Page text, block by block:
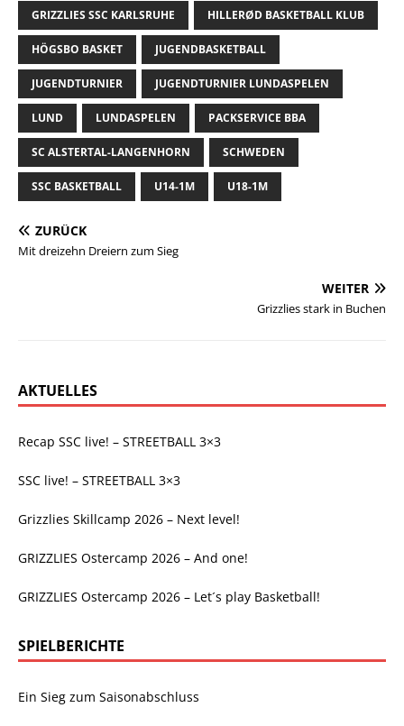
GRIZZLIES SSC KARLSRUHE HILLERØD BASKETBALL KLUB
HÖGSBO BASKET JUGENDBASKETBALL
JUGENDTURNIER JUGENDTURNIER LUNDASPELEN
LUND LUNDASPELEN PACKSERVICE BBA
SC ALSTERTAL-LANGENHORN SCHWEDEN
SSC BASKETBALL U14-1M U18-1M
ZURÜCK
Mit dreizehn Dreiern zum Sieg
WEITER
Grizzlies stark in Buchen
AKTUELLES
Recap SSC live! – STREETBALL 3×3
SSC live! – STREETBALL 3×3
Grizzlies Skillcamp 2026 – Next level!
GRIZZLIES Ostercamp 2026 – And one!
GRIZZLIES Ostercamp 2026 – Let´s play Basketball!
SPIELBERICHTE
Ein Sieg zum Saisonabschluss